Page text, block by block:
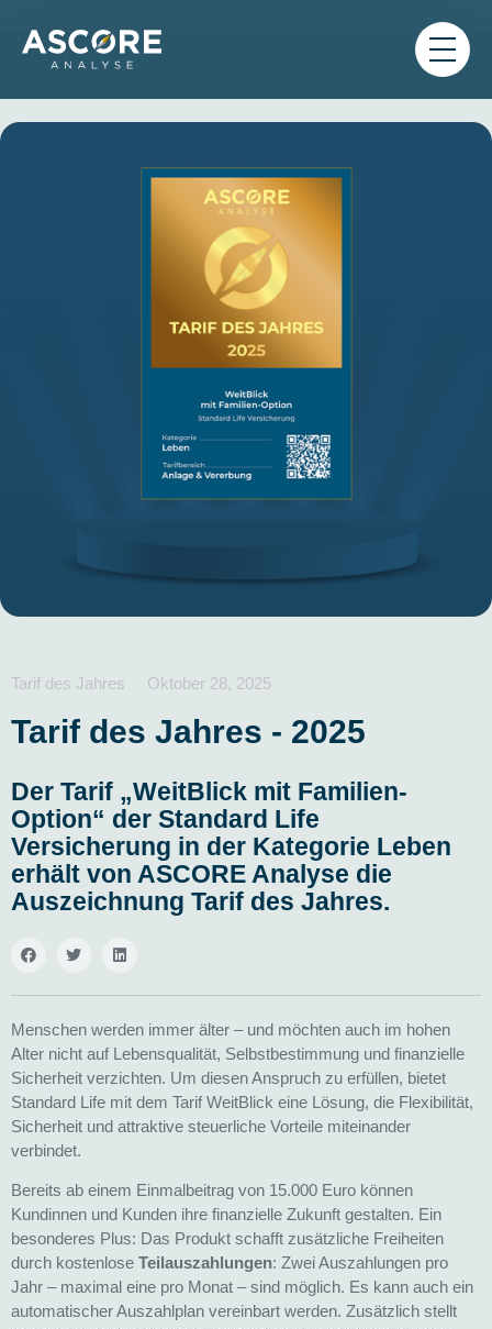
Tarif des Jahres Oktober 28, 2025
Tarif des Jahres - 2025
Der Tarif „WeitBlick mit Familien-
Option“ der Standard Life
Versicherung in der Kategorie Leben
erhält von ASCORE Analyse die
Auszeichnung Tarif des Jahres.
Menschen werden immer älter – und möchten auch im hohen
Alter nicht auf Lebensqualität, Selbstbestimmung und finanzielle
Sicherheit verzichten. Um diesen Anspruch zu erfüllen, bietet
Standard Life mit dem Tarif WeitBlick eine Lösung, die Flexibilität,
Sicherheit und attraktive steuerliche Vorteile miteinander
verbindet.
Bereits ab einem Einmalbeitrag von 15.000 Euro können
Kundinnen und Kunden ihre finanzielle Zukunft gestalten. Ein
besonderes Plus: Das Produkt schafft zusätzliche Freiheiten
durch kostenlose Teilauszahlungen: Zwei Auszahlungen pro
Jahr – maximal eine pro Monat – sind möglich. Es kann auch ein
automatischer Auszahlplan vereinbart werden. Zusätzlich stellt